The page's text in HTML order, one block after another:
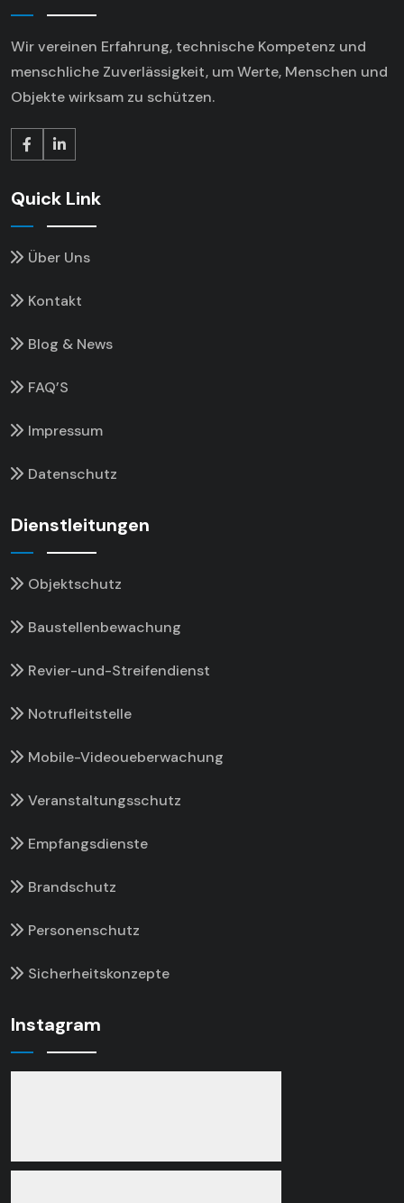
Wir vereinen Erfahrung, technische Kompetenz und
menschliche Zuverlässigkeit, um Werte, Menschen und
Objekte wirksam zu schützen.
Quick Link
Über Uns
Kontakt
Blog & News
FAQ’S
Impressum
Datenschutz
Dienstleitungen
Objektschutz
Baustellenbewachung
Revier-und-Streifendienst
Notrufleitstelle
Mobile-Videoueberwachung
Veranstaltungsschutz
Empfangsdienste
Brandschutz
Personenschutz
Sicherheitskonzepte
Instagram